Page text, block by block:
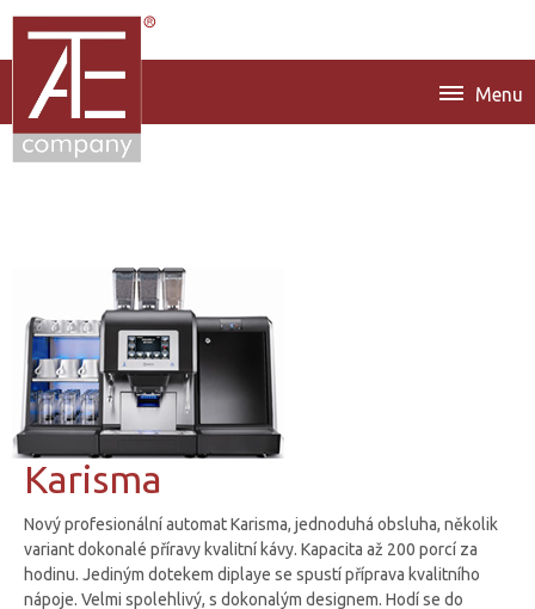
Menu
Karisma
Nový profesionální automat Karisma, jednoduhá obsluha, několik
variant dokonalé příravy kvalitní kávy. Kapacita až 200 porcí za
hodinu. Jediným dotekem diplaye se spustí příprava kvalitního
nápoje. Velmi spolehlivý, s dokonalým designem. Hodí se do